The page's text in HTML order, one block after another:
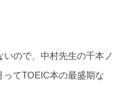
ので、中村先生の千本ノ
ってTOEIC本の最盛期な